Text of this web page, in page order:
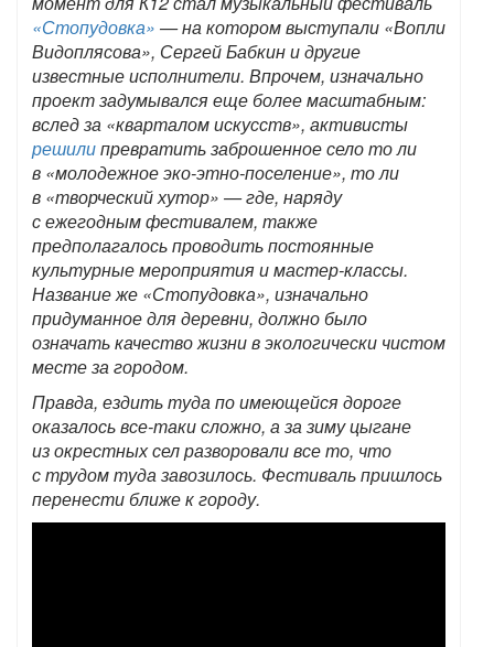
«Стопудовка» — на котором выступали «Вопли
Видоплясова», Сергей Бабкин и другие
известные исполнители. Впрочем, изначально
проект задумывался еще более масштабным:
вслед за «кварталом искусств», активисты
решилипревратить заброшенное село то ли
в «молодежное эко-этно-поселение», то ли
в «творческий хутор» — где, наряду
с ежегодным фестивалем, также
предполагалось проводить постоянные
культурные мероприятия и мастер-классы.
Название же «Стопудовка», изначально
придуманное для деревни, должно было
означать качество жизни в экологически чистом
месте за городом.
Правда, ездить туда по имеющейся дороге
оказалось все-таки сложно, а за зиму цыгане
из окрестных сел разворовали все то, что
с трудом туда завозилось. Фестиваль пришлось
перенести ближе к городу.